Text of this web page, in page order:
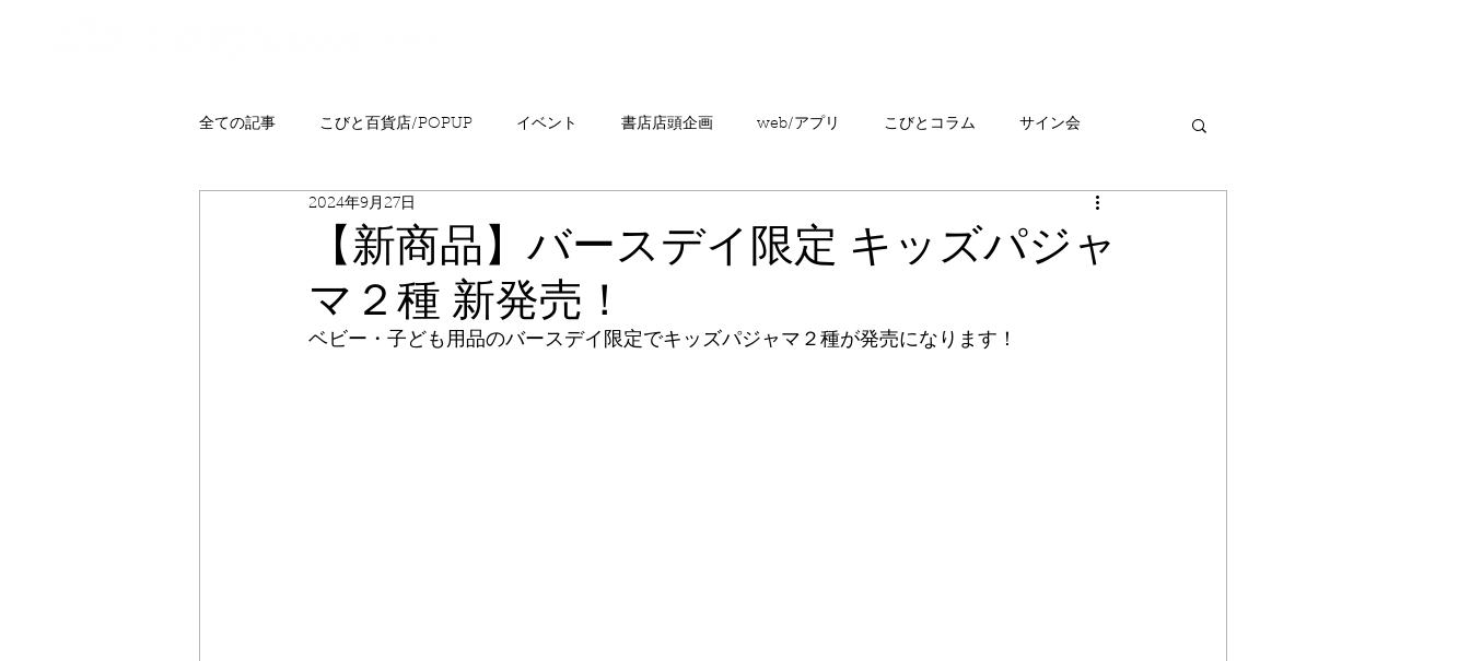
全ての記事 こびと百貨店/POPUP イベント 書店店頭企画 web/アプリ こびとコラム サイン会
プレゼント ニュース
こびとはくぶつかん FAQ こびとづかんの町つるぎ
【新商品】バースデイ限定 キッズパジャ
マ２種 新発売！
2024年9月27日
ベビー・子ども用品のバースデイ限定でキッズパジャマ２種が発売になります！